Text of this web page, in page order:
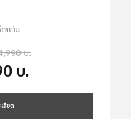
กวัน
บ.
บ.
อียด